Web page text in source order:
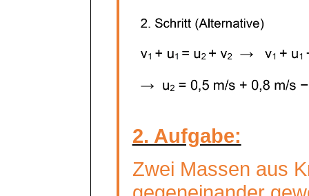
2. Aufgabe:
Zwei Massen aus